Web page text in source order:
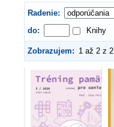
Radenie:
do:
Knihy
Zobrazujem: 1 až 2 z 2